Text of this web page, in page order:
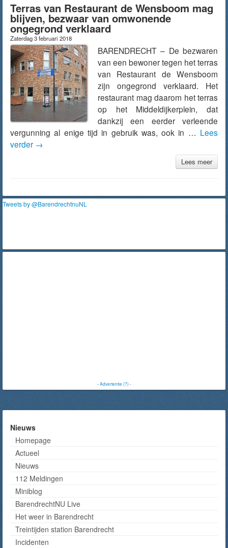
Terras van Restaurant de Wensboom mag
blijven, bezwaar van omwonende
ongegrond verklaard
Zaterdag 3 februari 2018
BARENDRECHT – De bezwaren
van een bewoner tegen het terras
van Restaurant de Wensboom
zijn ongegrond verklaard. Het
restaurant mag daarom het terras
op het Middeldijkerplein, dat
dankzij een eerder verleende
vergunning al enige tijd in gebruik was, ook in … Lees
verder →
Lees meer
Tweets by @BarendrechtnuNL
-Advertentie (?)-
Nieuws
Homepage
Actueel
Nieuws
112 Meldingen
Miniblog
BarendrechtNU Live
Het weer in Barendrecht
Treintijden station Barendrecht
Incidenten